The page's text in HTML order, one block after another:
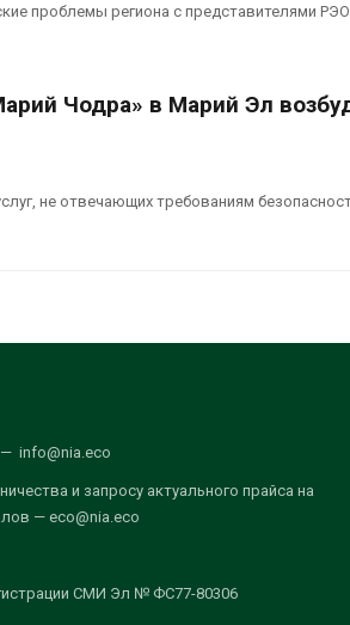
проблемы региона с представителями
Чодра» в Марий Эл
не отвечающих требованиям
info@nia.eco
и запросу актуального прайса на
— eco@nia.eco
СМИ Эл № ФС77-80306